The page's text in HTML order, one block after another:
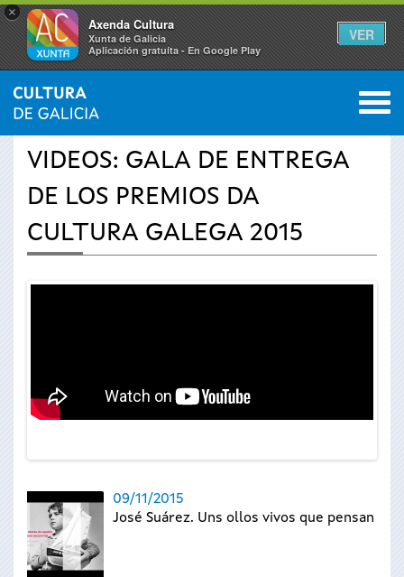
×
Axenda Cultura
Xunta de Galicia
Aplicación gratuíta - En Google Play
VER
Se
usted
INICIO › ACTUALIDAD 0
VIDEOS: GALA DE ENTREGA
DE LOS PREMIOS DA
CULTURA GALEGA 2015
09/11/2015
José Suárez. Uns ollos vivos que pensan